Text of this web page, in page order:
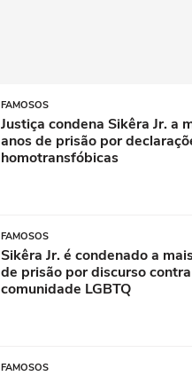
FAMOSOS
Justiça condena Sikêra Jr. a
anos de prisão por
homotransfóbicas
FAMOSOS
Sikêra Jr. é condenado a
de prisão por discurso contra
comunidade LGBTQ
FAMOSOS